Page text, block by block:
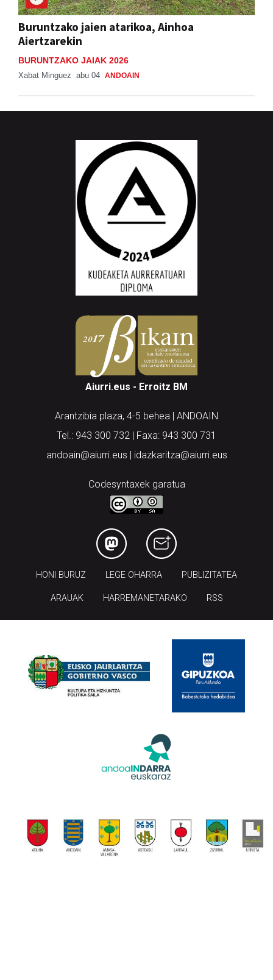
Buruntzako jaien atarikoa, Ainhoa
Aiertzarekin
BURUNTZAKO JAIAK 2026
Xabat Minguez abu 04 ANDOAIN
Aiurri.eus - Erroitz BM
Arantzibia plaza, 4-5 behea | ANDOAIN
Tel.: 943 300 732 | Faxa: 943 300 731
andoain@aiurri.eus | idazkaritza@aiurri.eus
Codesyntaxek garatua
HONI BURUZ LEGE OHARRA PUBLIZITATEA
ARAUAK HARREMANETARAKO RSS